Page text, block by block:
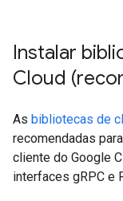
Instalar
Cloud
As bibliotecas de
recomendadas
cliente do Google
interfaces gRPC e